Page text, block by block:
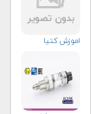
اموزش کتیا